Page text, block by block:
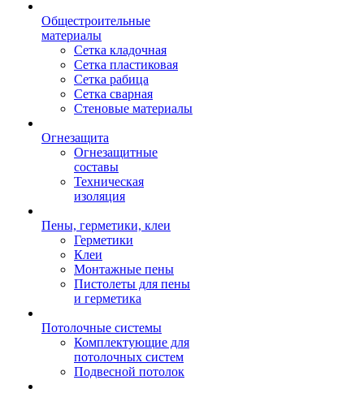
Общестроительные
материалы
Сетка кладочная
Сетка пластиковая
Сетка рабица
Сетка сварная
Стеновые материалы
Огнезащита
Огнезащитные
составы
Техническая
изоляция
Пены, герметики, клеи
Герметики
Клеи
Монтажные пены
Пистолеты для пены
и герметика
Потолочные системы
Комплектующие для
потолочных систем
Подвесной потолок